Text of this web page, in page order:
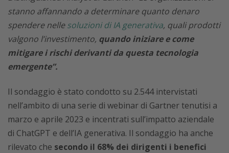
stanno affannando a determinare quanto denaro
spendere nellesoluzioni di IA generativa, quali prodotti
valgono l’investimento, quando iniziare e come
mitigare i rischi derivanti da questa tecnologia
emergente”.
Il sondaggio è stato condotto su 2.544 intervistati
nell’ambito di una serie di webinar di Gartner tenutisi a
marzo e aprile 2023 e incentrati sull’impatto aziendale
di ChatGPT e dell’IA generativa. Il sondaggio ha anche
rilevato che secondo il 68% dei dirigenti i benefici